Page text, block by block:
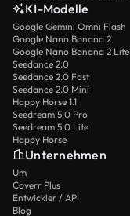
KI-Modelle
Google Gemini Omni Flash
Google Nano Banana 2
Google Nano Banana 2 Lite
Seedance 2.0
Seedance 2.0 Fast
Seedance 2.0 Mini
Happy Horse 1.1
Seedream 5.0 Pro
Seedream 5.0 Lite
Happy Horse
Unternehmen
Um
Coverr Plus
Entwickler / API
Blog